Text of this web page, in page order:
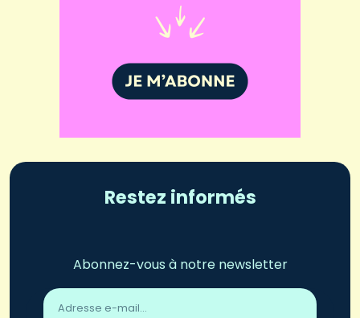
Restez informés
Abonnez-vous à notre newsletter
Adresse
email